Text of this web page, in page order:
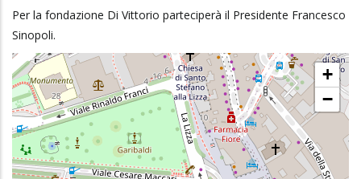
Per la fondazione Di Vittorio parteciperà il Presidente Francesco
Sinopoli.
+
−